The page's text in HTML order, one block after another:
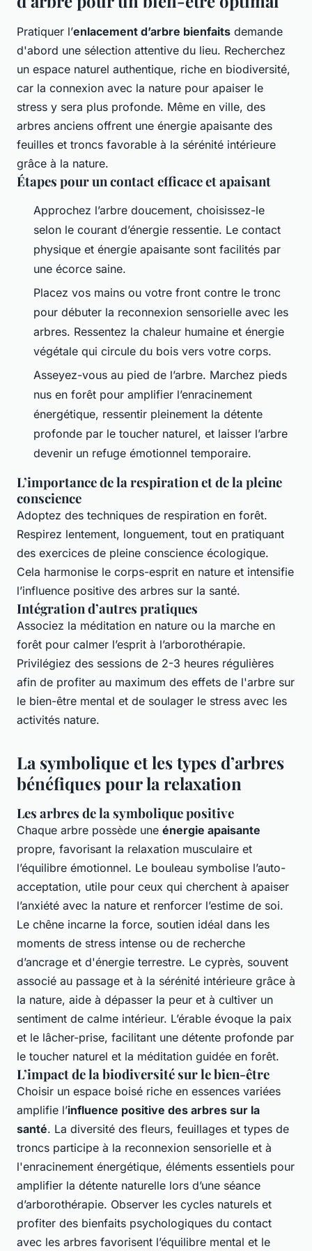
Pratiquer l’enlacement d’arbre bienfaits demande
d'abord une sélection attentive du lieu. Recherchez
un espace naturel authentique, riche en biodiversité,
car la connexion avec la nature pour apaiser le
stress y sera plus profonde. Même en ville, des
arbres anciens offrent une énergie apaisante des
feuilles et troncs favorable à la sérénité intérieure
grâce à la nature.
Étapes pour un contact efficace et apaisant
Approchez l’arbre doucement, choisissez-le
selon le courant d’énergie ressentie. Le contact
physique et énergie apaisante sont facilités par
une écorce saine.
Placez vos mains ou votre front contre le tronc
pour débuter la reconnexion sensorielle avec les
arbres. Ressentez la chaleur humaine et énergie
végétale qui circule du bois vers votre corps.
Asseyez-vous au pied de l’arbre. Marchez pieds
nus en forêt pour amplifier l’enracinement
énergétique, ressentir pleinement la détente
profonde par le toucher naturel, et laisser l’arbre
devenir un refuge émotionnel temporaire.
L’importance de la respiration et de la pleine
conscience
Adoptez des techniques de respiration en forêt.
Respirez lentement, longuement, tout en pratiquant
des exercices de pleine conscience écologique.
Cela harmonise le corps-esprit en nature et intensifie
l’influence positive des arbres sur la santé.
Intégration d’autres pratiques
Associez la méditation en nature ou la marche en
forêt pour calmer l’esprit à l’arborothérapie.
Privilégiez des sessions de 2-3 heures régulières
afin de profiter au maximum des effets de l'arbre sur
le bien-être mental et de soulager le stress avec les
activités nature.
La symbolique et les types d’arbres
bénéfiques pour la relaxation
Les arbres de la symbolique positive
Chaque arbre possède une énergie apaisante
propre, favorisant la relaxation musculaire et
l’équilibre émotionnel. Le bouleau symbolise l’auto-
acceptation, utile pour ceux qui cherchent à apaiser
l’anxiété avec la nature et renforcer l’estime de soi.
Le chêne incarne la force, soutien idéal dans les
moments de stress intense ou de recherche
d’ancrage et d'énergie terrestre. Le cyprès, souvent
associé au passage et à la sérénité intérieure grâce à
la nature, aide à dépasser la peur et à cultiver un
sentiment de calme intérieur. L’érable évoque la paix
et le lâcher-prise, facilitant une détente profonde par
le toucher naturel et la méditation guidée en forêt.
L’impact de la biodiversité sur le bien-être
Choisir un espace boisé riche en essences variées
amplifie l’influence positive des arbres sur la
santé. La diversité des fleurs, feuillages et types de
troncs participe à la reconnexion sensorielle et à
l'enracinement énergétique, éléments essentiels pour
amplifier la détente naturelle lors d’une séance
d’arborothérapie. Observer les cycles naturels et
profiter des bienfaits psychologiques du contact
avec les arbres favorisent l’équilibre mental et le